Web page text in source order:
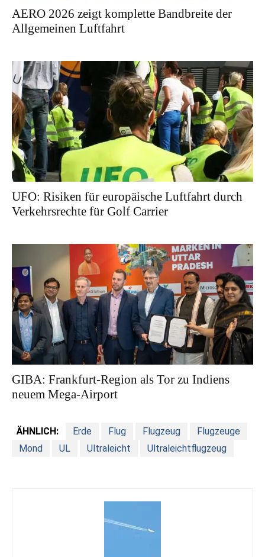
AERO 2026 zeigt komplette Bandbreite der
Allgemeinen Luftfahrt
UFO: Risiken für europäische Luftfahrt durch
Verkehrsrechte für Golf Carrier
GIBA: Frankfurt-Region als Tor zu Indiens
neuem Mega-Airport
ÄHNLICH: Erde Flug Flugzeug
Flugzeuge
Mond
UL Ultraleicht Ultraleichtflugzeug